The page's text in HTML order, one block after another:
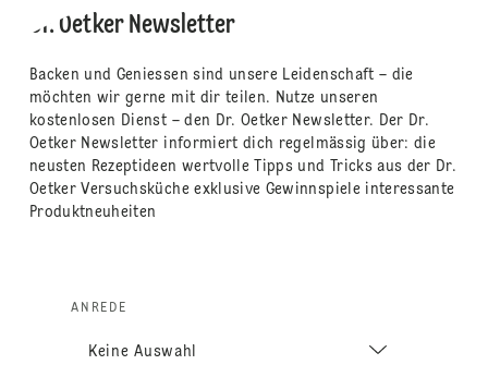
Dr. Oetker Newsletter
Backen und Geniessen sind unsere Leidenschaft – die
möchten wir gerne mit dir teilen. Nutze unseren
kostenlosen Dienst – den Dr. Oetker Newsletter. Der Dr.
Oetker Newsletter informiert dich regelmässig über: die
neusten Rezeptideen wertvolle Tipps und Tricks aus der Dr.
Oetker Versuchsküche exklusive Gewinnspiele interessante
Produktneuheiten
ANREDE